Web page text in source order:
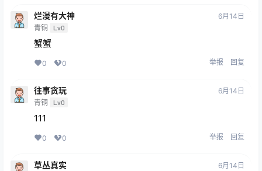
烂漫有大神
青铜 Lv0
6月14日
蟹蟹
0 0 举报 回复
往事贪玩
青铜 Lv0
6月14日
111
0 0 举报 回复
草丛真实 6月14日